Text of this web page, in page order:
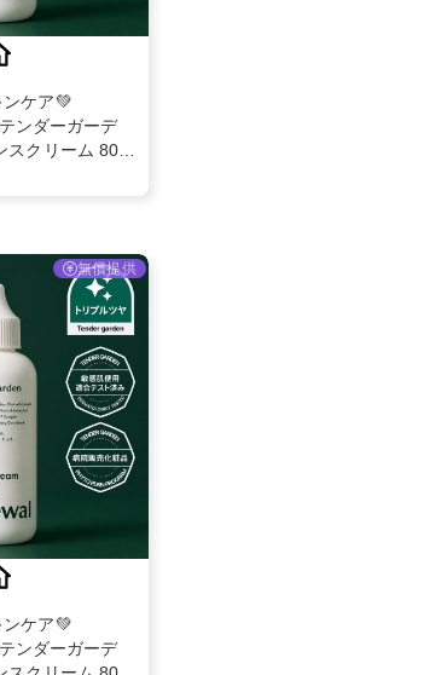
ケア💚
ンダーガーデ
スクリーム 80ml
無償提供
ケア💚
ンダーガーデ